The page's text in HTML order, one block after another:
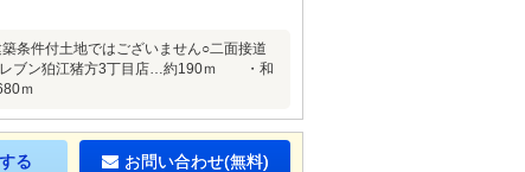
土地ではございません○二面接道
ブン狛江猪方3丁目店…約190ｍ ・和
ｍ
る お問い合わせ(無料)